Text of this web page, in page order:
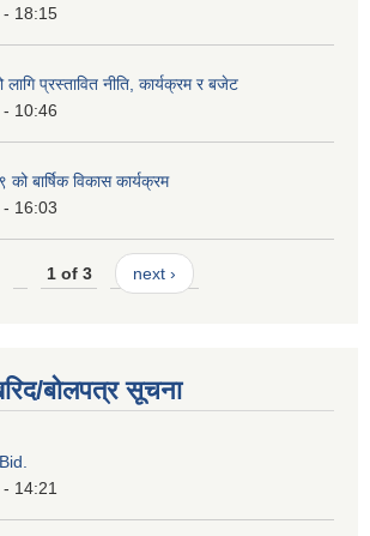
18:15
प्रस्तावित नीति, कार्यक्रम र बजेट
10:46
बार्षिक विकास कार्यक्रम
16:03
1 of 3 next ›
बोलपत्र सूचना
14:21